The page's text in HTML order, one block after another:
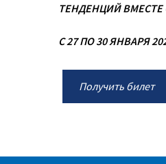
ТЕНДЕНЦИЙ
С 27 ПО 30 ЯНВАРЯ
Получить билет